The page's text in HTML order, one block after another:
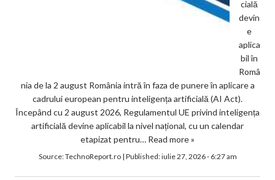
cială
devin
e
aplica
bil în
Româ
nia de la 2 august România intră în faza de punere în aplicare a
cadrului european pentru inteligența artificială (AI Act).
Începând cu 2 august 2026, Regulamentul UE privind inteligența
artificială devine aplicabil la nivel național, cu un calendar
etapizat pentru… Read more »
Source:TechnoReport.ro| Published:iulie 27, 2026 - 6:27 am